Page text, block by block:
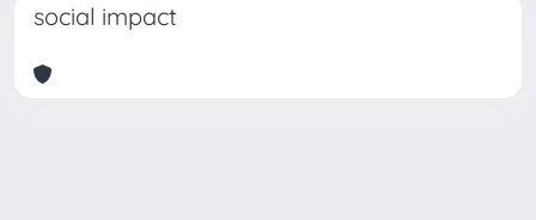
social impact